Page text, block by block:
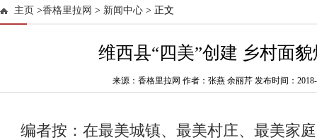
法治迪庆
主页 >香格里拉网 > 新闻中心 > 正文
维西县“四美”创建 乡村面
来源：香格里拉网 作者：张燕 余丽芹 发布时间：
编者按：在最美城镇、最美村庄、最美家